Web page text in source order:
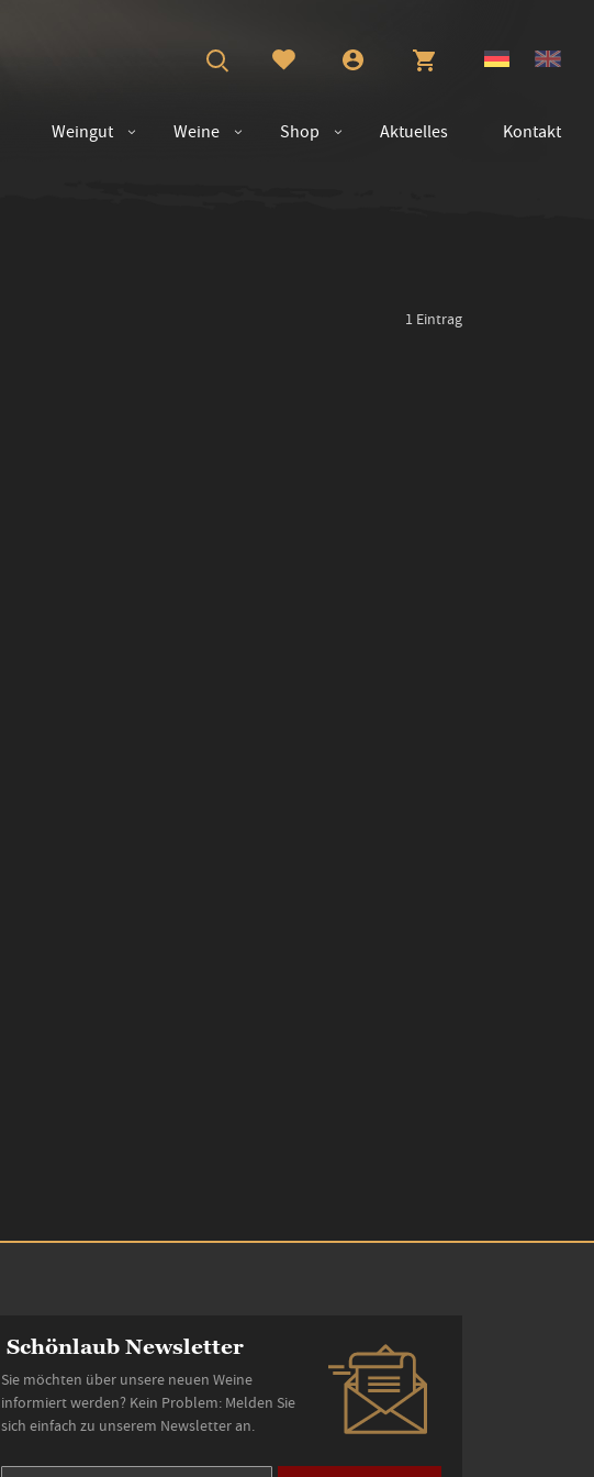
Weine Shop Aktuelles
Weingut Kontakt
1 Eintrag
Schönlaub Newsletter
Sie möchten über unsere neuen Weine
informiert werden? Kein Problem: Melden Sie
sich einfach zu unserem Newsletter an.